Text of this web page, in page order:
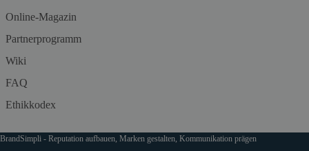
Online-Magazin
Partnerprogramm
Wiki
FAQ
Ethikkodex
BrandSimpli - Reputation aufbauen, Marken gestalten, Kommunikation prägen